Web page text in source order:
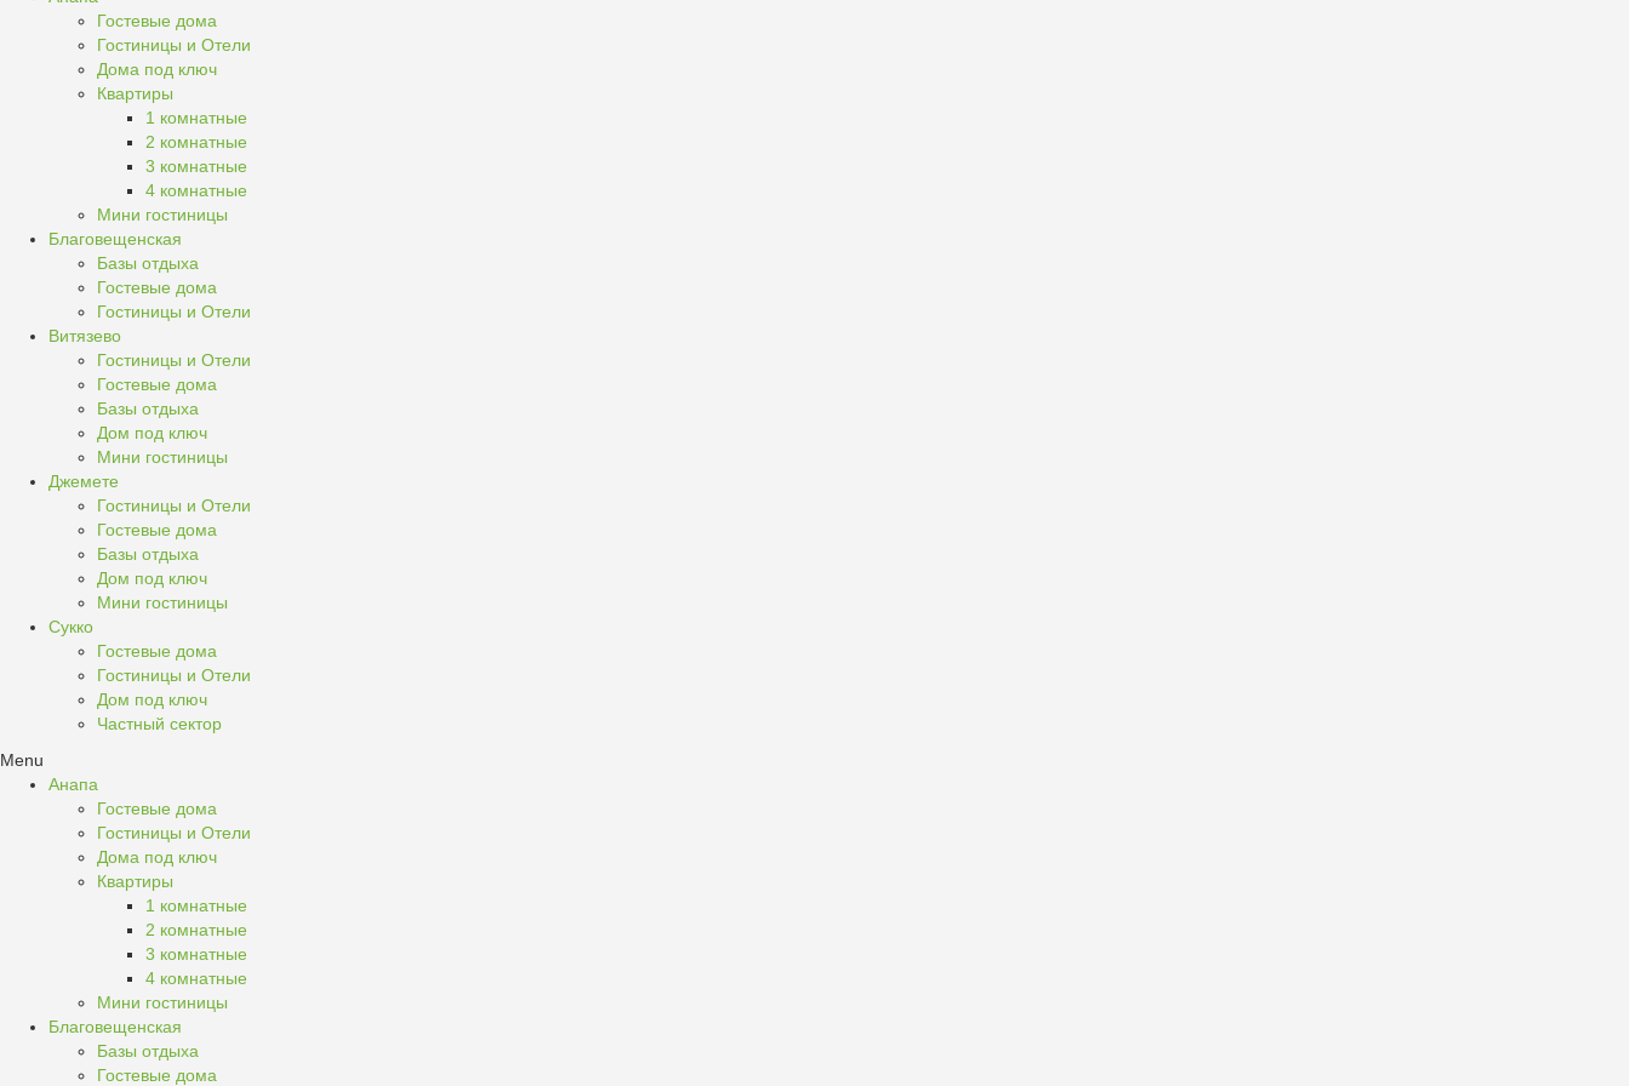
Гостевые дома
Гостиницы и Отели
Дома под ключ
Квартиры
1 комнатные
2 комнатные
3 комнатные
4 комнатные
Мини гостиницы
Благовещенская
Базы отдыха
Гостевые дома
Гостиницы и Отели
Витязево
Гостиницы и Отели
Гостевые дома
Базы отдыха
Дом под ключ
Мини гостиницы
Джемете
Гостиницы и Отели
Гостевые дома
Базы отдыха
Дом под ключ
Мини гостиницы
Сукко
Гостевые дома
Гостиницы и Отели
Дом под ключ
Частный сектор
Menu
Анапа
Гостевые дома
Гостиницы и Отели
Дома под ключ
Квартиры
1 комнатные
2 комнатные
3 комнатные
4 комнатные
Мини гостиницы
Благовещенская
Базы отдыха
Гостевые дома